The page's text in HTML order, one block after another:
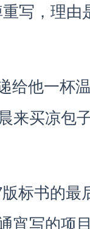
写，理由
给他一杯
来买凉包
标书的最
写的项